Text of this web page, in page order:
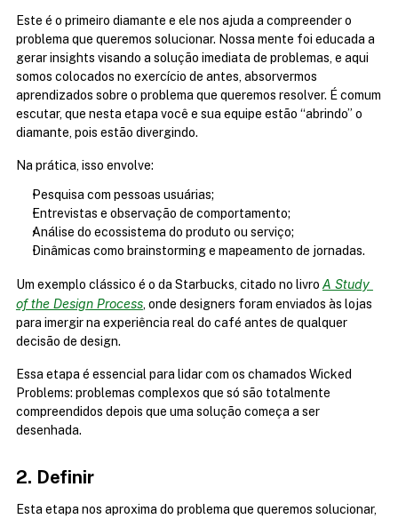
Este é o primeiro diamante e ele nos ajuda a compreender o
problema que queremos solucionar. Nossa mente foi educada a
gerar insights visando a solução imediata de problemas, e aqui
somos colocados no exercício de antes, absorvermos
aprendizados sobre o problema que queremos resolver. É comum
escutar, que nesta etapa você e sua equipe estão “abrindo” o
diamante, pois estão divergindo.
Na prática, isso envolve:
Pesquisa com pessoas usuárias;
Entrevistas e observação de comportamento;
Análise do ecossistema do produto ou serviço;
Dinâmicas como brainstorming e mapeamento de jornadas.
Um exemplo clássico é o da Starbucks, citado no livro A Study
of the Design Process, onde designers foram enviados às lojas
para imergir na experiência real do café antes de qualquer
decisão de design.
Essa etapa é essencial para lidar com os chamados Wicked
Problems: problemas complexos que só são totalmente
compreendidos depois que uma solução começa a ser
desenhada.
2. Definir
Esta etapa nos aproxima do problema que queremos solucionar,